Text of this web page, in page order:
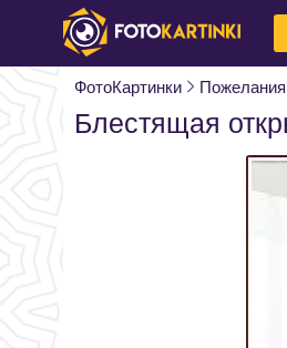
ФотоКартинки Пожелания
Блестящая